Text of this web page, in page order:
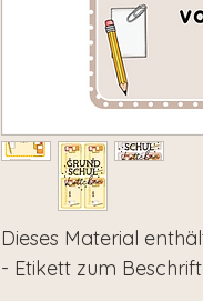
Dieses Material
- Etikett zum